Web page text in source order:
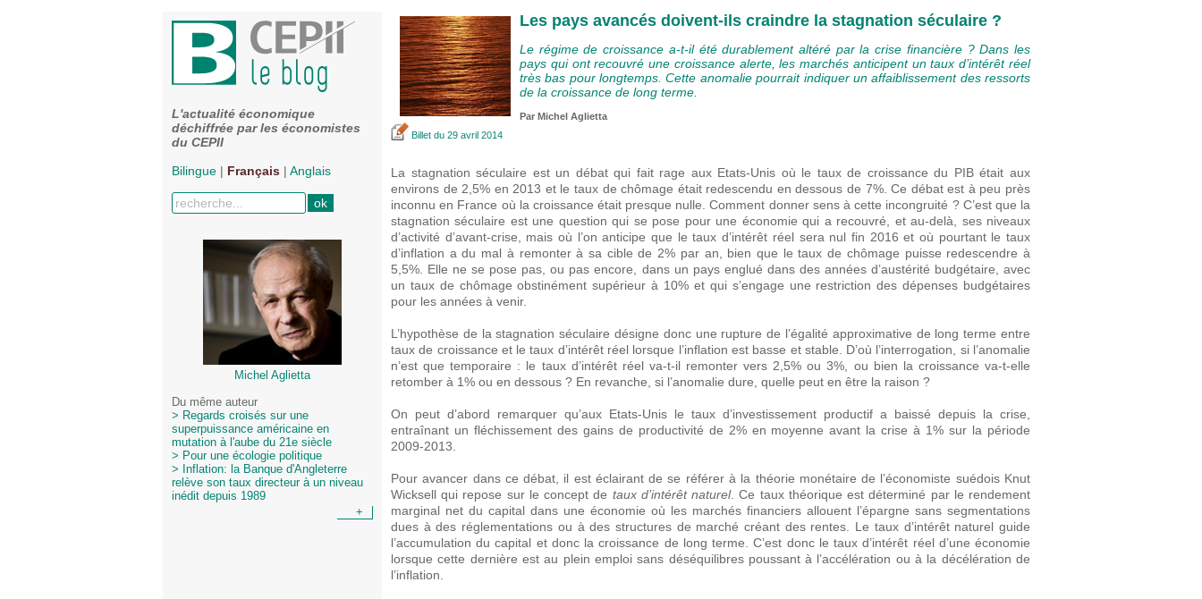
L'actualité économique
déchiffrée par les économistes
du CEPII
Bilingue | Français | Anglais
Michel Aglietta
Du même auteur
> Regards croisés sur une
superpuissance américaine en
mutation à l'aube du 21e siècle
> Pour une écologie politique
> Inflation: la Banque d'Angleterre
relève son taux directeur à un niveau
inédit depuis 1989
+
Les pays avancés doivent-ils craindre la stagnation séculaire ?
Le régime de croissance a-t-il été durablement altéré par la crise financière ? Dans les
pays qui ont recouvré une croissance alerte, les marchés anticipent un taux d’intérêt réel
très bas pour longtemps. Cette anomalie pourrait indiquer un affaiblissement des ressorts
de la croissance de long terme.
Par Michel Aglietta
Billet du 29 avril 2014
La stagnation séculaire est un débat qui fait rage aux Etats-Unis où le taux de croissance du PIB était aux
environs de 2,5% en 2013 et le taux de chômage était redescendu en dessous de 7%. Ce débat est à peu près
inconnu en France où la croissance était presque nulle. Comment donner sens à cette incongruité ? C’est que la
stagnation séculaire est une question qui se pose pour une économie qui a recouvré, et au-delà, ses niveaux
d’activité d’avant-crise, mais où l’on anticipe que le taux d’intérêt réel sera nul fin 2016 et où pourtant le taux
d’inflation a du mal à remonter à sa cible de 2% par an, bien que le taux de chômage puisse redescendre à
5,5%. Elle ne se pose pas, ou pas encore, dans un pays englué dans des années d’austérité budgétaire, avec
un taux de chômage obstinément supérieur à 10% et qui s’engage une restriction des dépenses budgétaires
pour les années à venir.
L’hypothèse de la stagnation séculaire désigne donc une rupture de l’égalité approximative de long terme entre
taux de croissance et le taux d’intérêt réel lorsque l’inflation est basse et stable. D’où l’interrogation, si l’anomalie
n’est que temporaire : le taux d’intérêt réel va-t-il remonter vers 2,5% ou 3%, ou bien la croissance va-t-elle
retomber à 1% ou en dessous ? En revanche, si l’anomalie dure, quelle peut en être la raison ?
On peut d’abord remarquer qu’aux Etats-Unis le taux d’investissement productif a baissé depuis la crise,
entraînant un fléchissement des gains de productivité de 2% en moyenne avant la crise à 1% sur la période
2009-2013.
Pour avancer dans ce débat, il est éclairant de se référer à la théorie monétaire de l’économiste suédois Knut
Wicksell qui repose sur le concept de taux d’intérêt naturel. Ce taux théorique est déterminé par le rendement
marginal net du capital dans une économie où les marchés financiers allouent l’épargne sans segmentations
dues à des réglementations ou à des structures de marché créant des rentes. Le taux d’intérêt naturel guide
l’accumulation du capital et donc la croissance de long terme. C’est donc le taux d’intérêt réel d’une économie
lorsque cette dernière est au plein emploi sans déséquilibres poussant à l’accélération ou à la décélération de
l’inflation.